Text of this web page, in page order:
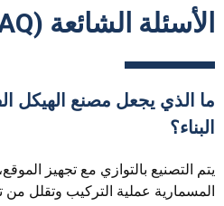
الأسئلة الشائعة (FAQ)
ما الذي يجعل مصنع الهيكل
البناء؟
يتم التصنيع بالتوازي مع تجهيز
المسمارية عملية التركيب وتقلل